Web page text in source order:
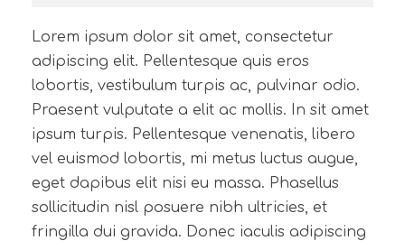
Lorem ipsum dolor sit amet, consectetur
adipiscing elit. Pellentesque quis eros
lobortis, vestibulum turpis ac, pulvinar odio.
Praesent vulputate a elit ac mollis. In sit amet
ipsum turpis. Pellentesque venenatis, libero
vel euismod lobortis, mi metus luctus augue,
eget dapibus elit nisi eu massa. Phasellus
sollicitudin nisl posuere nibh ultricies, et
fringilla dui gravida. Donec iaculis adipiscing